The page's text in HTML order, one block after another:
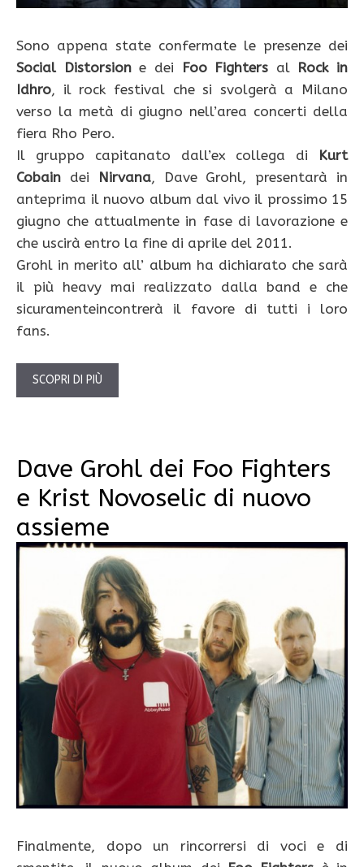
Sono appena state confermate le presenze dei
Social Distorsione dei Foo Fighters al Rock in
Idhro, il rock festival che si svolgerà a Milano
verso la metà di giugno nell’area concerti della
fiera Rho Pero.
Il gruppo capitanato dall’ex collega di Kurt
Cobain dei Nirvana, Dave Grohl, presentarà in
anteprima il nuovo album dal vivo il prossimo 15
giugno che attualmente in fase di lavorazione e
che uscirà entro la fine di aprile del 2011.
Grohl in merito all’ album ha dichiarato che sarà
il più heavy mai realizzato dalla band e che
sicuramenteincontrerà il favore di tutti i loro
fans.
SCOPRI DI PIÙ
Dave Grohl dei Foo Fighters
e Krist Novoselic di nuovo
assieme
Finalmente, dopo un rincorrersi di voci e di